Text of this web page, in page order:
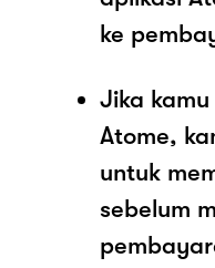
ke
Jika
Atome,
untuk
sebelum